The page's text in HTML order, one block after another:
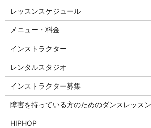
レッスンスケジュール
メニュー・料金
インストラクター
レンタルスタジオ
インストラクター募集
障害を持っている方のためのダンスレッスン
HIPHOP